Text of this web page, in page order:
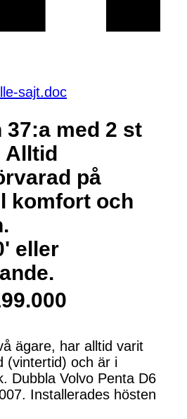
sajt.doc
37:a med 2 st
Alltid
på
komfort och
eller

ägare, har alltid varit
(vintertid) och är i
Dubbla Volvo Penta D6
Installerades hösten